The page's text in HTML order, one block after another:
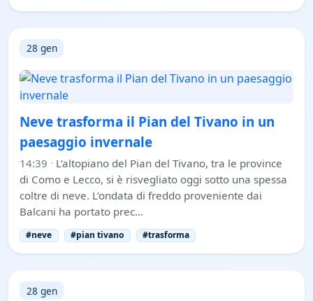
28 gen
Neve trasforma il Pian del Tivano in un
paesaggio invernale
14:39 · L’altopiano del Pian del Tivano, tra le province
di Como e Lecco, si è risvegliato oggi sotto una spessa
coltre di neve. L’ondata di freddo proveniente dai
Balcani ha portato prec…
#neve #pian tivano #trasforma
28 gen